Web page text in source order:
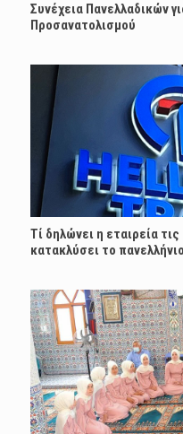
Συνέχεια Πανελλαδικών
Προσανατολισμού
Τί δηλώνει η εταιρεία
κατακλύσει το πανελλήνιο